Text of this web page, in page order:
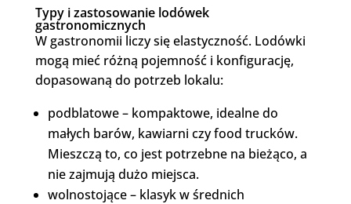
Typy i zastosowanie lodówek
gastronomicznych
W gastronomii liczy się elastyczność. Lodówki
mogą mieć różną pojemność i konfigurację,
dopasowaną do potrzeb lokalu:
podblatowe – kompaktowe, idealne do
małych barów, kawiarni czy food trucków.
Mieszczą to, co jest potrzebne na bieżąco, a
nie zajmują dużo miejsca.
wolnostojące – klasyk w średnich